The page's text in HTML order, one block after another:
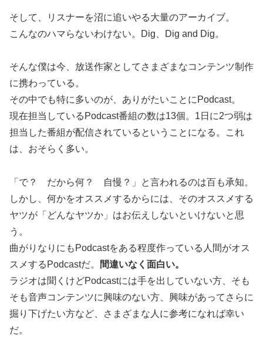
そして、リスナーを沼に追いやる大量のアーカイブ。
こんなのハマらないわけない。Dig、Dig and Dig。
そんな僕は今、放送作家としてさまざまなコンテンツ制作
に携わっている。
その中でも特に多いのが、ありがたいことにPodcast。
現在担当しているPodcast番組の数は13個。1日に2つ弱は
担当した番組が配信されているということになる。これ
は、おそらく多い。
「で？ だから何？ 自慢？」と言われるのは百も承知。
しかし、何かをオススメするからには、そのオススメする
ヤツが「どんなヤツか」はお伝えしないといけないと思
う。
曲がりなりにもPodcastをある程度作っている人間がオス
スメするPodcastだ。
間違いなく面白い。
ラジオは聞くけどPodcastには手を出していない方、そも
そも音声コンテンツに興味のない方、興味があってさらに
掘り下げたい方など、さまざまな人に参考になれば幸い
だ。